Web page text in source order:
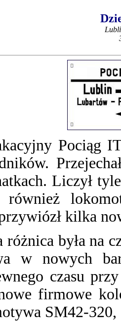
Pociąg
Liczył
również
kilka
różnica była na
w nowych
czasu
firmowe
SM42-320,